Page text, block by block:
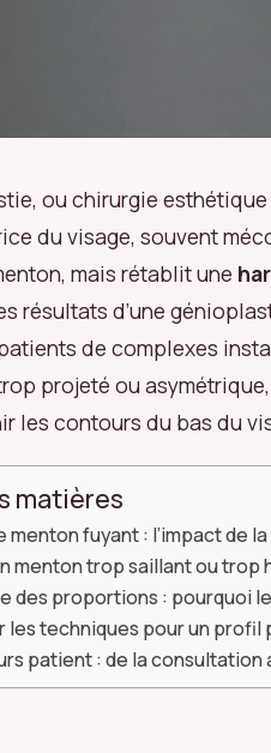
ou chirurgie
du visage, souvent
mais rétablit une
résultats d’une
de complexes
projeté ou
les contours du bas du
matières
menton fuyant : l’impact de
menton trop saillant ou trop
des proportions : pourquoi
les techniques pour un profil
patient : de la